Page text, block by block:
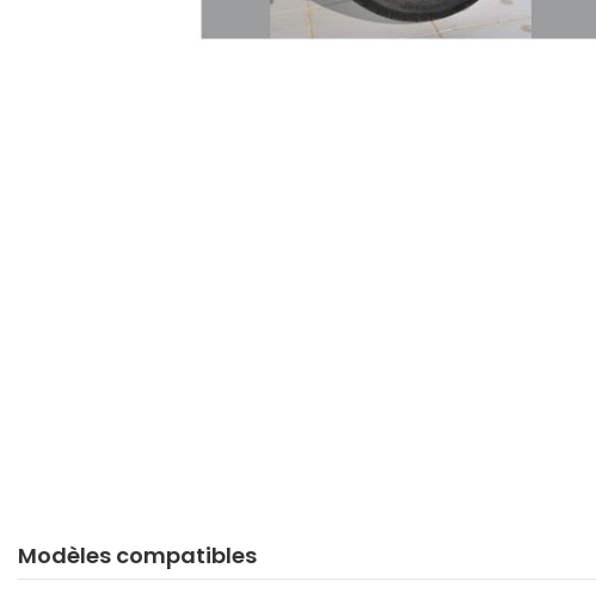
Modèles compatibles